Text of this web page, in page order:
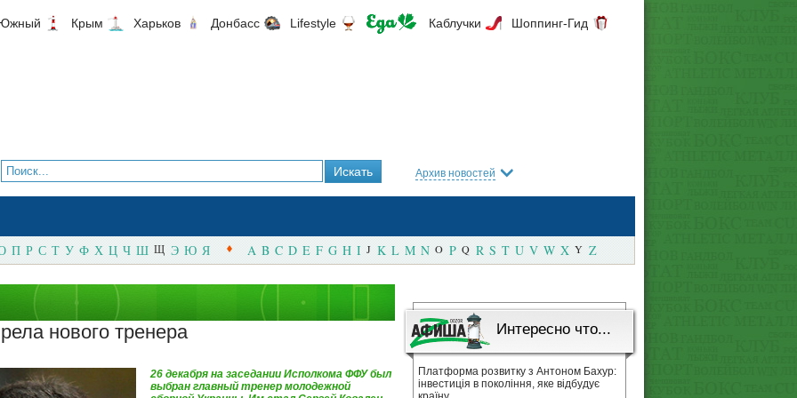
Крым Харьков Донбасс Lifestyle Каблучки Шоппинг-Гид
Архив новостей
П Р С Т У Ф Х Ц Ч Ш Щ Э Ю Я A B C D E F G H I J K L M N O P Q R S T U V W X Y Z
нового тренера
26 декабря на заседании Исполкома ФФУ был
выбран главный тренер молодежной
Интересно что...
Платформа розвитку з Антоном Бахур:
інвестиція в покоління, яке відбудує